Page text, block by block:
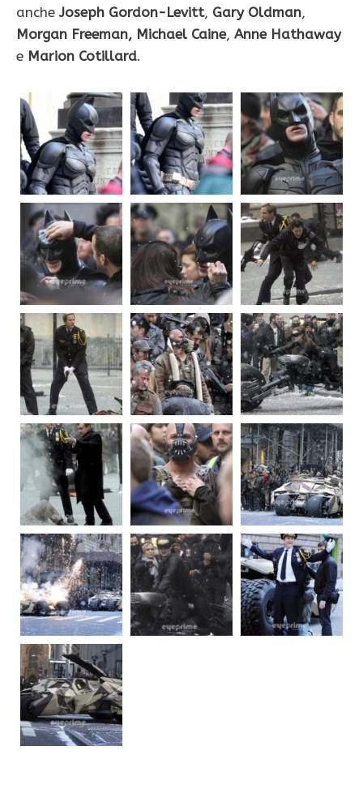
ancheJoseph Gordon-Levitt, Gary Oldman,
Morgan Freeman, Michael Caine, Anne Hathaway
e Marion Cotillard.